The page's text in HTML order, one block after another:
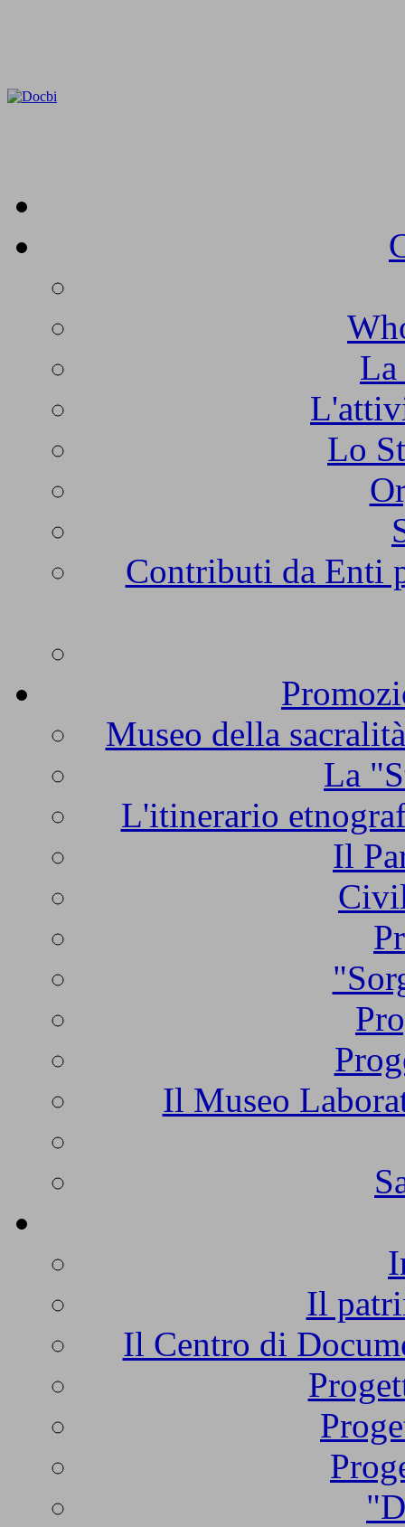
La
Lo
Contributi da Enti
Museo della
La
L'itinerario
Il
Il Museo
Il
Il Centro di